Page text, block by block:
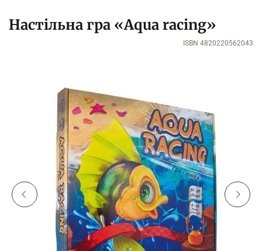
Настільна гра «Aqua racing»
ISBN 4820220562043